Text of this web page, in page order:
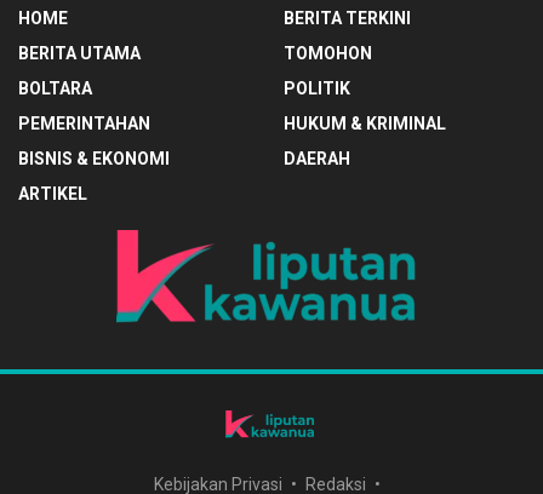
HOME
BERITA TERKINI
BERITA UTAMA
TOMOHON
BOLTARA
POLITIK
PEMERINTAHAN
HUKUM & KRIMINAL
BISNIS & EKONOMI
DAERAH
ARTIKEL
Kebijakan Privasi Redaksi